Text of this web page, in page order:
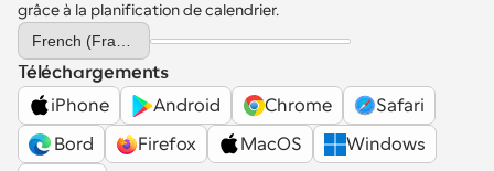
grâce à la planification de calendrier.
Select Language
Téléchargements
iPhone
Android Chrome
Safari
Bord
Firefox MacOS
Windows